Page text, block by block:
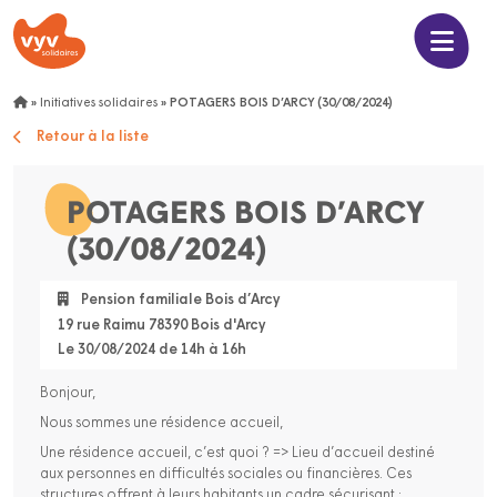
» Initiatives solidaires » POTAGERS BOIS D’ARCY (30/08/2024)
Retour à la liste
POTAGERS BOIS D’ARCY
(30/08/2024)
Pension familiale Bois d’Arcy
19 rue Raimu 78390 Bois d'Arcy
Le 30/08/2024 de 14h à 16h
Bonjour,
Nous sommes une résidence accueil,
Une résidence accueil, c’est quoi ? => Lieu d’accueil destiné
aux personnes en difficultés sociales ou financières. Ces